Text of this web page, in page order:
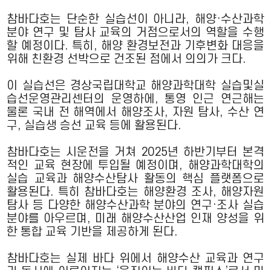
참바다호는 단순한 실습선이 아니라, 해양·수산과학
분야 연구 및 탐사 교육의 거점으로서의 역할을 수행
할 예정이다. 특히, 해양 환경보전과 기후변화 대응을
위해 친환경 선박으로 건조된 점에서 의의가 크다.
이 실습선은 경상국립대학교 해양과학대학 실습및실
습선운영관리센터의 운영하에, 통영 인근 연근해는
물론 국내 전 해역에서 해양조사, 자원 탐사, 수산 연
구, 실습생 승선 교육 등에 활용된다.
참바다호는 시운전을 거쳐 2025년 하반기부터 본격
적인 교육 현장에 투입될 예정이며, 해양과학대학의
실습 교육과 해양수산탐사 활동의 핵심 플랫폼으로
활용된다. 특히 참바다호는 해양환경 조사, 해양자원
탐사 등 다양한 해양수산과학 분야의 연구·조사 실습
분야를 아우르며, 미래 해양수산산업 인재 양성을 위
한 통합 교육 기반을 제공하게 된다.
참바다호는 실제 바다 위에서 해양수산 교육과 연구